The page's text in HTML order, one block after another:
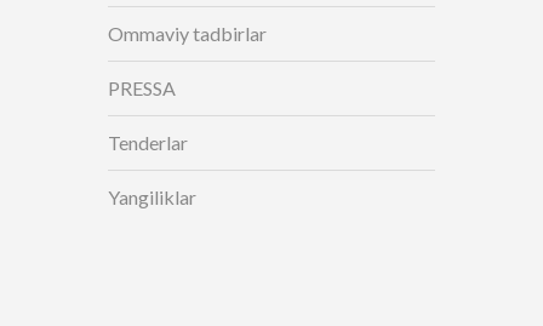
Ommaviy tadbirlar
PRESSA
Tenderlar
Yangiliklar